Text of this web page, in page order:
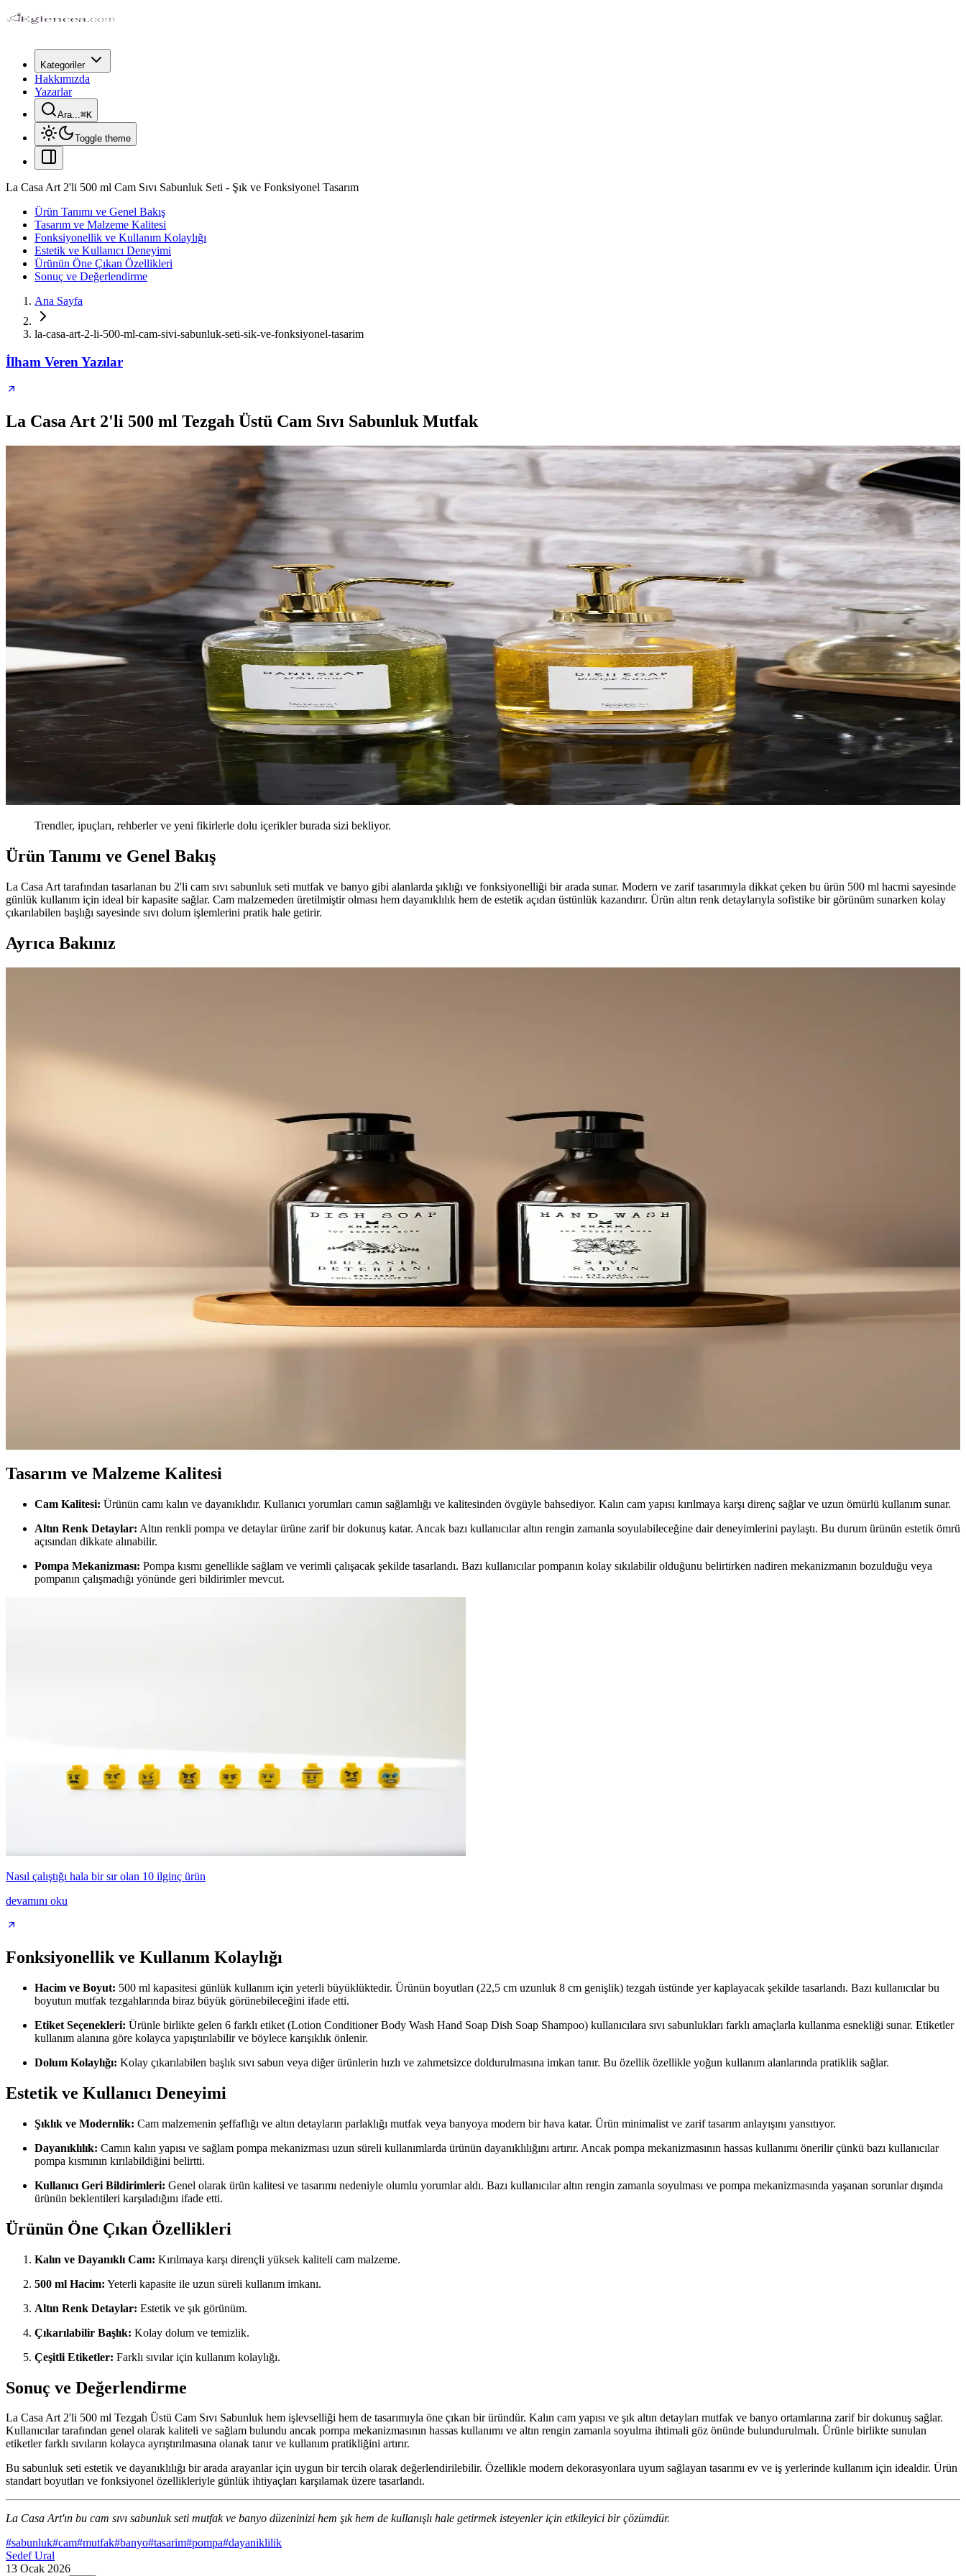
Kategoriler
Hakkımızda
Yazarlar
Ara...⌘K
Toggle theme
La Casa Art 2'li 500 ml Cam Sıvı Sabunluk Seti - Şık ve Fonksiyonel Tasarım
Ürün Tanımı ve Genel Bakış
Tasarım ve Malzeme Kalitesi
Fonksiyonellik ve Kullanım Kolaylığı
Estetik ve Kullanıcı Deneyimi
Ürünün Öne Çıkan Özellikleri
Sonuç ve Değerlendirme
Ana Sayfa
la-casa-art-2-li-500-ml-cam-sivi-sabunluk-seti-sik-ve-fonksiyonel-tasarim
İlham Veren Yazılar
La Casa Art 2'li 500 ml Tezgah Üstü Cam Sıvı Sabunluk Mutfak
Trendler, ipuçları, rehberler ve yeni fikirlerle dolu içerikler burada sizi bekliyor.
Ürün Tanımı ve Genel Bakış
La Casa Art tarafından tasarlanan bu 2'li cam sıvı sabunluk seti mutfak ve banyo gibi alanlarda şıklığı ve fonksiyonelliği bir arada sunar. Modern ve zarif tasarımıyla dikkat çeken bu ürün 500 ml hacmi sayesinde
günlük kullanım için ideal bir kapasite sağlar. Cam malzemeden üretilmiştir olması hem dayanıklılık hem de estetik açıdan üstünlük kazandırır. Ürün altın renk detaylarıyla sofistike bir görünüm sunarken kolay
çıkarılabilen başlığı sayesinde sıvı dolum işlemlerini pratik hale getirir.
Ayrıca Bakınız
Perotti Kitchen Gri Sünger Hazneli Mutfak Sabunluğu Modern ve Dayanıklı Tasarım
Amentes Ahşap Standlı 2'li Amber Cam Sıvı Sabunluk Seti Modern ve Dayanıklı Banyo Aksesuarları
Şık ve dayanıklı ahşap standlı amber cam sabunluk seti, banyoda hijyen ve düzen sağlar, kolay temizlenir ve estetik görünüm sunar.
MİMOZA PARK 2 Adet Tezgah Üstü Modern 400 ml Banyo ve Mutfak Sıvı Sabunluk Seti
MİMOZA PARK'ın şık ve dayanıklı 2'li sabunluk seti, 400 ml kapasiteli, modern tasarımı ve kolay kullanımıyla banyo ve mutfaklarınızda hijyen sağlar.
Dükkanönü Deterjan Hazneli Otomatik Köpürten Dekoratif Sıvı Sabunluk 380 ml
380 ml kapasiteye sahip otomatik köpüren sabunluk, pompalı haznesiyle sabunu köpük halinde eşit dağıtır; hijyen ve düzen sağlar. Gri dekoratif plastik tasarım mutfak ve banyolarda estetik görünüm sunar;
Türkiye üretimi ve Rozas Home güvenilir dağıtım sağlar.
Perotti Marlon Lecce 2'li Süngerlik Hazneli Mutfak Sıvı Sabunluk Beyaz Tasarım
Tasarım ve Malzeme Kalitesi
Cam Kalitesi: Ürünün camı kalın ve dayanıklıdır. Kullanıcı yorumları camın sağlamlığı ve kalitesinden övgüyle bahsediyor. Kalın cam yapısı kırılmaya karşı direnç sağlar ve uzun ömürlü kullanım sunar.
Altın Renk Detaylar: Altın renkli pompa ve detaylar ürüne zarif bir dokunuş katar. Ancak bazı kullanıcılar altın rengin zamanla soyulabileceğine dair deneyimlerini paylaştı. Bu durum ürünün estetik ömrü
açısından dikkate alınabilir.
Pompa Mekanizması: Pompa kısmı genellikle sağlam ve verimli çalışacak şekilde tasarlandı. Bazı kullanıcılar pompanın kolay sıkılabilir olduğunu belirtirken nadiren mekanizmanın bozulduğu veya
pompanın çalışmadığı yönünde geri bildirimler mevcut.
Nasıl çalıştığı hala bir sır olan 10 ilginç ürün
devamını oku
Fonksiyonellik ve Kullanım Kolaylığı
Hacim ve Boyut: 500 ml kapasitesi günlük kullanım için yeterli büyüklüktedir. Ürünün boyutları (22,5 cm uzunluk 8 cm genişlik) tezgah üstünde yer kaplayacak şekilde tasarlandı. Bazı kullanıcılar bu
boyutun mutfak tezgahlarında biraz büyük görünebileceğini ifade etti.
Etiket Seçenekleri: Ürünle birlikte gelen 6 farklı etiket (Lotion Conditioner Body Wash Hand Soap Dish Soap Shampoo) kullanıcılara sıvı sabunlukları farklı amaçlarla kullanma esnekliği sunar. Etiketler
kullanım alanına göre kolayca yapıştırılabilir ve böylece karışıklık önlenir.
Dolum Kolaylığı: Kolay çıkarılabilen başlık sıvı sabun veya diğer ürünlerin hızlı ve zahmetsizce doldurulmasına imkan tanır. Bu özellik özellikle yoğun kullanım alanlarında pratiklik sağlar.
Estetik ve Kullanıcı Deneyimi
Şıklık ve Modernlik: Cam malzemenin şeffaflığı ve altın detayların parlaklığı mutfak veya banyoya modern bir hava katar. Ürün minimalist ve zarif tasarım anlayışını yansıtıyor.
Dayanıklılık: Camın kalın yapısı ve sağlam pompa mekanizması uzun süreli kullanımlarda ürünün dayanıklılığını artırır. Ancak pompa mekanizmasının hassas kullanımı önerilir çünkü bazı kullanıcılar
pompa kısmının kırılabildiğini belirtti.
Kullanıcı Geri Bildirimleri: Genel olarak ürün kalitesi ve tasarımı nedeniyle olumlu yorumlar aldı. Bazı kullanıcılar altın rengin zamanla soyulması ve pompa mekanizmasında yaşanan sorunlar dışında
ürünün beklentileri karşıladığını ifade etti.
Ürünün Öne Çıkan Özellikleri
Kalın ve Dayanıklı Cam: Kırılmaya karşı dirençli yüksek kaliteli cam malzeme.
500 ml Hacim: Yeterli kapasite ile uzun süreli kullanım imkanı.
Altın Renk Detaylar: Estetik ve şık görünüm.
Çıkarılabilir Başlık: Kolay dolum ve temizlik.
Çeşitli Etiketler: Farklı sıvılar için kullanım kolaylığı.
Sonuç ve Değerlendirme
La Casa Art 2'li 500 ml Tezgah Üstü Cam Sıvı Sabunluk hem işlevselliği hem de tasarımıyla öne çıkan bir üründür. Kalın cam yapısı ve şık altın detayları mutfak ve banyo ortamlarına zarif bir dokunuş sağlar.
Kullanıcılar tarafından genel olarak kaliteli ve sağlam bulundu ancak pompa mekanizmasının hassas kullanımı ve altın rengin zamanla soyulma ihtimali göz önünde bulundurulmalı. Ürünle birlikte sunulan
etiketler farklı sıvıların kolayca ayrıştırılmasına olanak tanır ve kullanım pratikliğini artırır.
Bu sabunluk seti estetik ve dayanıklılığı bir arada arayanlar için uygun bir tercih olarak değerlendirilebilir. Özellikle modern dekorasyonlara uyum sağlayan tasarımı ev ve iş yerlerinde kullanım için idealdir. Ürün
standart boyutları ve fonksiyonel özellikleriyle günlük ihtiyaçları karşılamak üzere tasarlandı.
La Casa Art'ın bu cam sıvı sabunluk seti mutfak ve banyo düzeninizi hem şık hem de kullanışlı hale getirmek isteyenler için etkileyici bir çözümdür.
#sabunluk#cam#mutfak#banyo#tasarim#pompa#dayaniklilik
Sedef Ural
13 Ocak 2026